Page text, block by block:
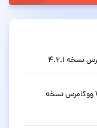
قالب فروشگاهی چندمنظوره وودمارت WoodMart ووکامرس نسخه